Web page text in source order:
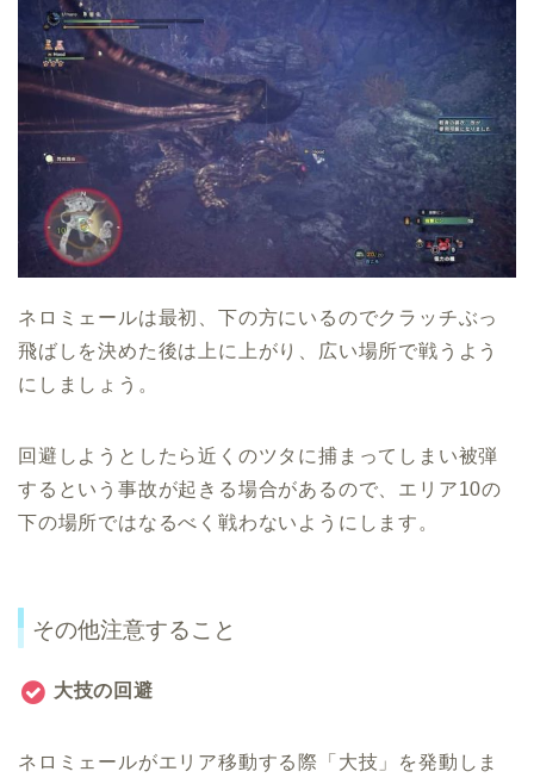
ネロミェールは最初、下の方にいるのでクラッチぶっ
飛ばしを決めた後は上に上がり、広い場所で戦うよう
にしましょう。
回避しようとしたら近くのツタに捕まってしまい被弾
するという事故が起きる場合があるので、エリア10の
下の場所ではなるべく戦わないようにします。
その他注意すること
大技の回避
ネロミェールがエリア移動する際「大技」を発動しま